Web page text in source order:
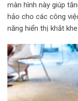
màn hình này giúp
hảo cho các công
năng hiển thị khắt